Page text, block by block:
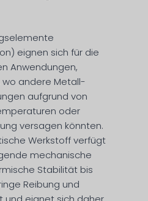
eignen sich für die
Anwendungen,
andere Metall-
aufgrund von
oder
versagen könnten.
Werkstoff verfügt
mechanische
Stabilität bis
Reibung und